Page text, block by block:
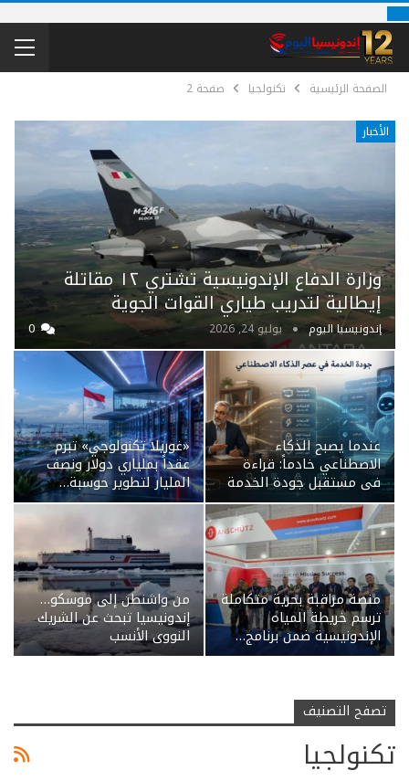
الصفحة الرئيسية تكنولجيا صفحة 2
الأخبار
وزارة الدفاع الإندونيسية تشتري ١٢ مقاتلة
إيطالية لتدريب طياري القوات الجوية
إندونيسيا اليوم يوليو 24, 2026
عندما يصبح الذكاء
الاصطناعي خادماً: قراءة
في مستقبل جودة الخدمة
«غوريلا تكنولوجي» تبرم
عقداً بملياري دولار ونصف
المليار لتطوير حوسبة…
منصة مراقبة بحرية متكاملة
ترسم خريطة المياه
الإندونيسية ضمن برنامج…
من واشنطن إلى موسكو…
إندونيسيا تبحث عن الشريك
النووي الأنسب
تصفح التصنيف
تكنولجيا